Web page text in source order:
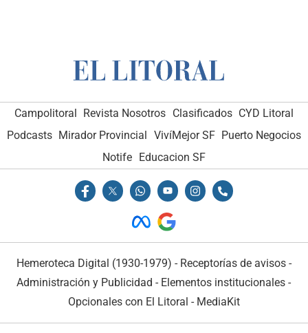
Campolitoral Revista Nosotros Clasificados CYD Litoral
Podcasts Mirador Provincial VivíMejor SF Puerto Negocios
Notife
Educacion SF
Hemeroteca Digital (1930-1979) - Receptorías de avisos -
Administración y Publicidad - Elementos institucionales -
Opcionales con El Litoral - MediaKit